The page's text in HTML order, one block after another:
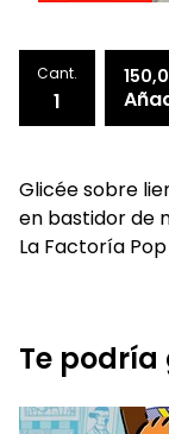
Cant.
Glicée sobre
en bastidor de
La Factoría Pop
Te